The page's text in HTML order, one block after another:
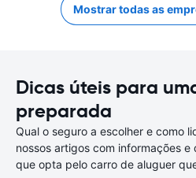
Mostrar todas as
Dicas úteis para
preparada
Qual o seguro a escolher e como
nossos artigos com informações
que opta pelo carro de aluguer